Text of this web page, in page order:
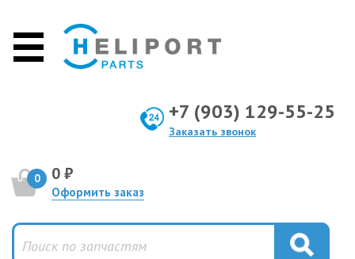
+7 (903) 129-55-25
Заказать звонок
0 0 ₽
Оформить заказ